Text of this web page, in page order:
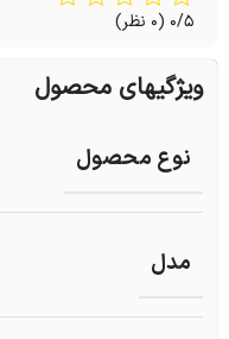
0/5 (0 نظر)
ویژگیهای محصول
نوع محصول
مدل